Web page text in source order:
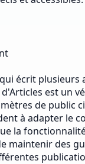
écrit plusieurs
est un
de public
à adapter le
la
maintenir des